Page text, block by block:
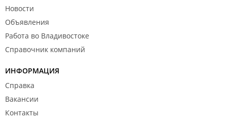
Новости
Объявления
Работа во Владивостоке
Справочник компаний
ИНФОРМАЦИЯ
Справка
Вакансии
Контакты